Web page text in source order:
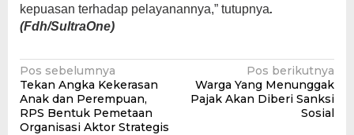
kepuasan terhadap pelayanannya,” tutupnya.
(Fdh/SultraOne)
Navigasi
pos
Pos sebelumnya
Tekan Angka Kekerasan
Anak dan Perempuan,
RPS Bentuk Pemetaan
Organisasi Aktor Strategis
Pos berikutnya
Warga Yang Menunggak
Pajak Akan Diberi Sanksi
Sosial